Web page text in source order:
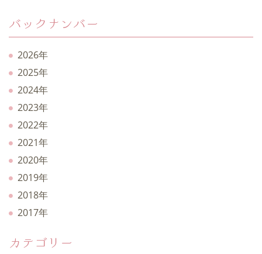
バックナンバー
2026年
2025年
2024年
2023年
2022年
2021年
2020年
2019年
2018年
2017年
カテゴリー